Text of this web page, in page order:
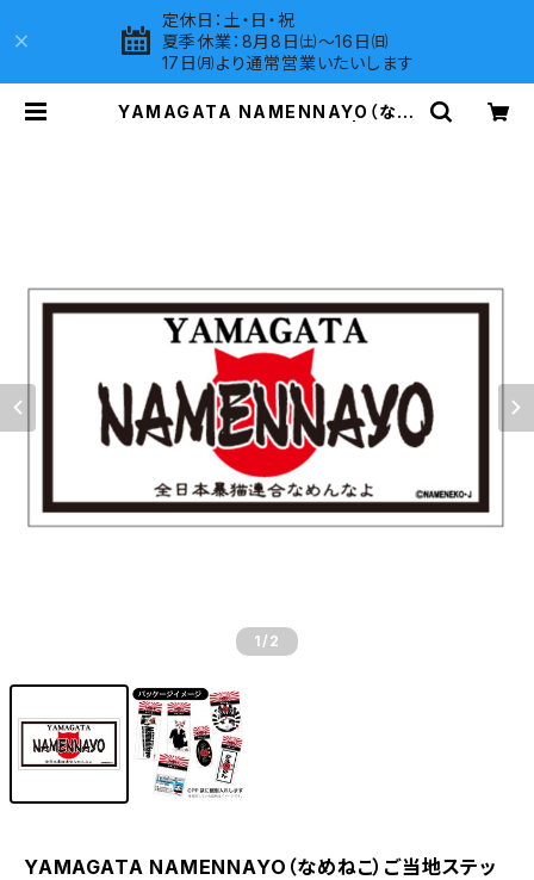
定休日：土・日・祝
夏季休業：8月8日㈯～16日㈰
17日㈪より通常営業いたいします
YAMAGATA NAMENNAYO（なめ
1 /2
YAMAGATA NAMENNAYO（なめねこ）ご当地ステッ